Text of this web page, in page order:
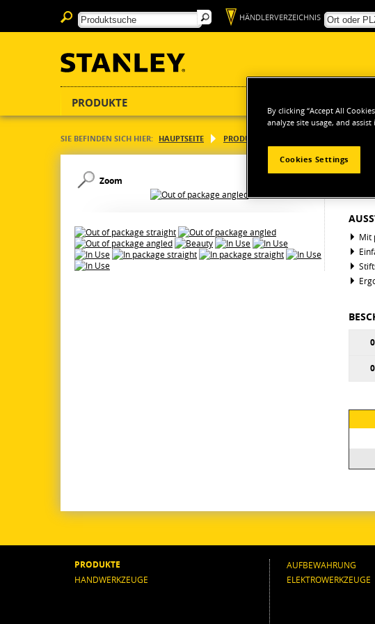
HÄNDLERVERZEICHNIS
PRODUKTE
SIE BEFINDEN SICH HIER: HAUPTSEITE PRODUKTE
Zoom
Mit
PRODUKTE
HANDWERKZEUGE
AUFBEWAHRUNG
ELEKTROWERKZEUGE
By clicking “Accept All
analyze site usage, and
Cookies Settings